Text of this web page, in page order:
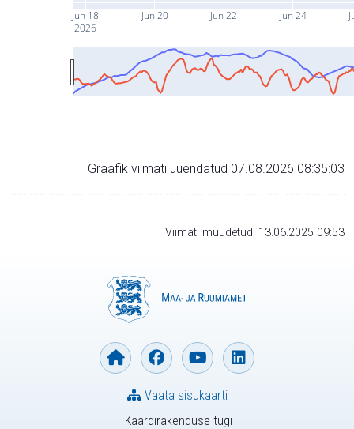
Jun 18
2026
Jun 20 Jun 22 Jun 24
Graafik viimati uuendatud 07.08.2026 08:35:03
Viimati muudetud: 13.06.2025 09:53
Kaardirakenduse tugi
Vaata sisukaarti